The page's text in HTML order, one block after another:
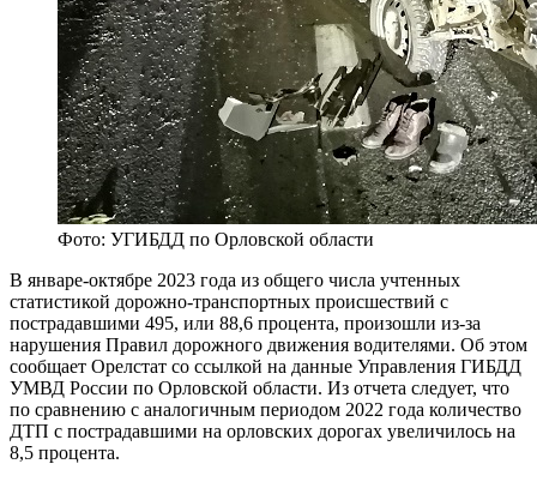
Фото: УГИБДД по Орловской области
В январе-октябре 2023 года из общего числа учтенных
статистикой дорожно-транспортных происшествий с
пострадавшими 495, или 88,6 процента, произошли из-за
нарушения Правил дорожного движения водителями. Об этом
сообщает Орелстат со ссылкой на данные Управления ГИБДД
УМВД России по Орловской области. Из отчета следует, что
по сравнению с аналогичным периодом 2022 года количество
ДТП с пострадавшими на орловских дорогах увеличилось на
8,5 процента.